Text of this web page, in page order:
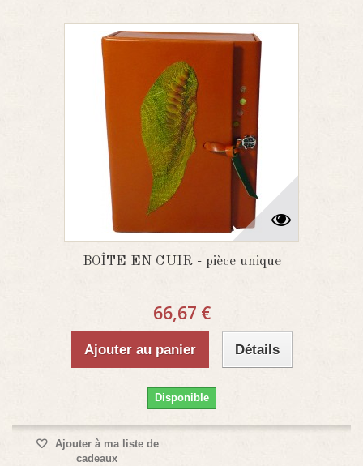
BOÎTE EN CUIR - pièce unique
66,67 €
Ajouter au panier Détails
Disponible
Ajouter à ma liste de
cadeaux